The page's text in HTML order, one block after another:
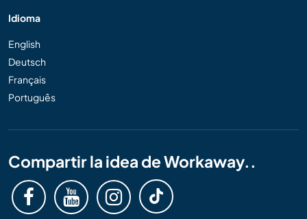
Idioma
English
Deutsch
Français
Português
Compartir la idea de Workaway..